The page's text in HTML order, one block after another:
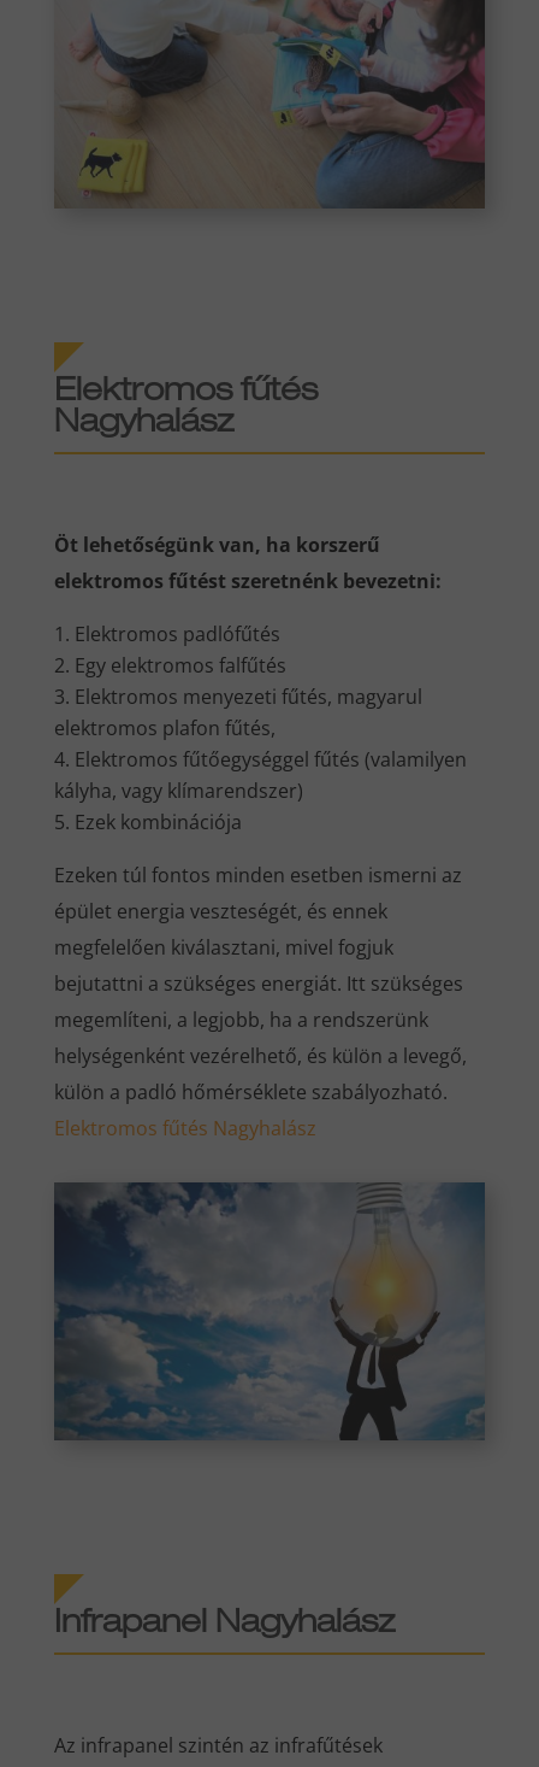
Elektromos fűtés
Nagyhalász
Öt lehetőségünk van, ha korszerű
elektromos fűtést szeretnénk bevezetni:
Elektromos padlófűtés
Egy elektromos falfűtés
Elektromos menyezeti fűtés, magyarul
elektromos plafon fűtés,
Elektromos fűtőegységgel fűtés (valamilyen
kályha, vagy klímarendszer)
Ezek kombinációja
Ezeken túl fontos minden esetben ismerni az
épület energia veszteségét, és ennek
megfelelően kiválasztani, mivel fogjuk
bejutattni a szükséges energiát. Itt szükséges
megemlíteni, a legjobb, ha a rendszerünk
helységenként vezérelhető, és külön a levegő,
külön a padló hőmérséklete szabályozható.
Elektromos fűtés Nagyhalász
Infrapanel Nagyhalász
Az infrapanel szintén az infrafűtések